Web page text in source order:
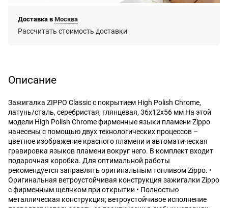
Доставка в Москва
Рассчитать стоимость доставки
Описание
Зажигалка ZIPPO Classic с покрытием High Polish Chrome,
латунь/сталь, серебристая, глянцевая, 36x12x56 мм На этой
модели High Polish Chrome фирменные языки пламени Zippo
нанесены с помощью двух технологических процессов –
цветное изображение красного пламени и автоматическая
гравировка языков пламени вокруг него. В комплект входит
подарочная коробка. Для оптимальной работы
рекомендуется заправлять оригинальным топливом Zippo. •
Оригинальная ветроустойчивая конструкция зажигалки Zippo
с фирменным щелчком при открытии • Полностью
металлическая конструкция; ветроустойчивое исполнение